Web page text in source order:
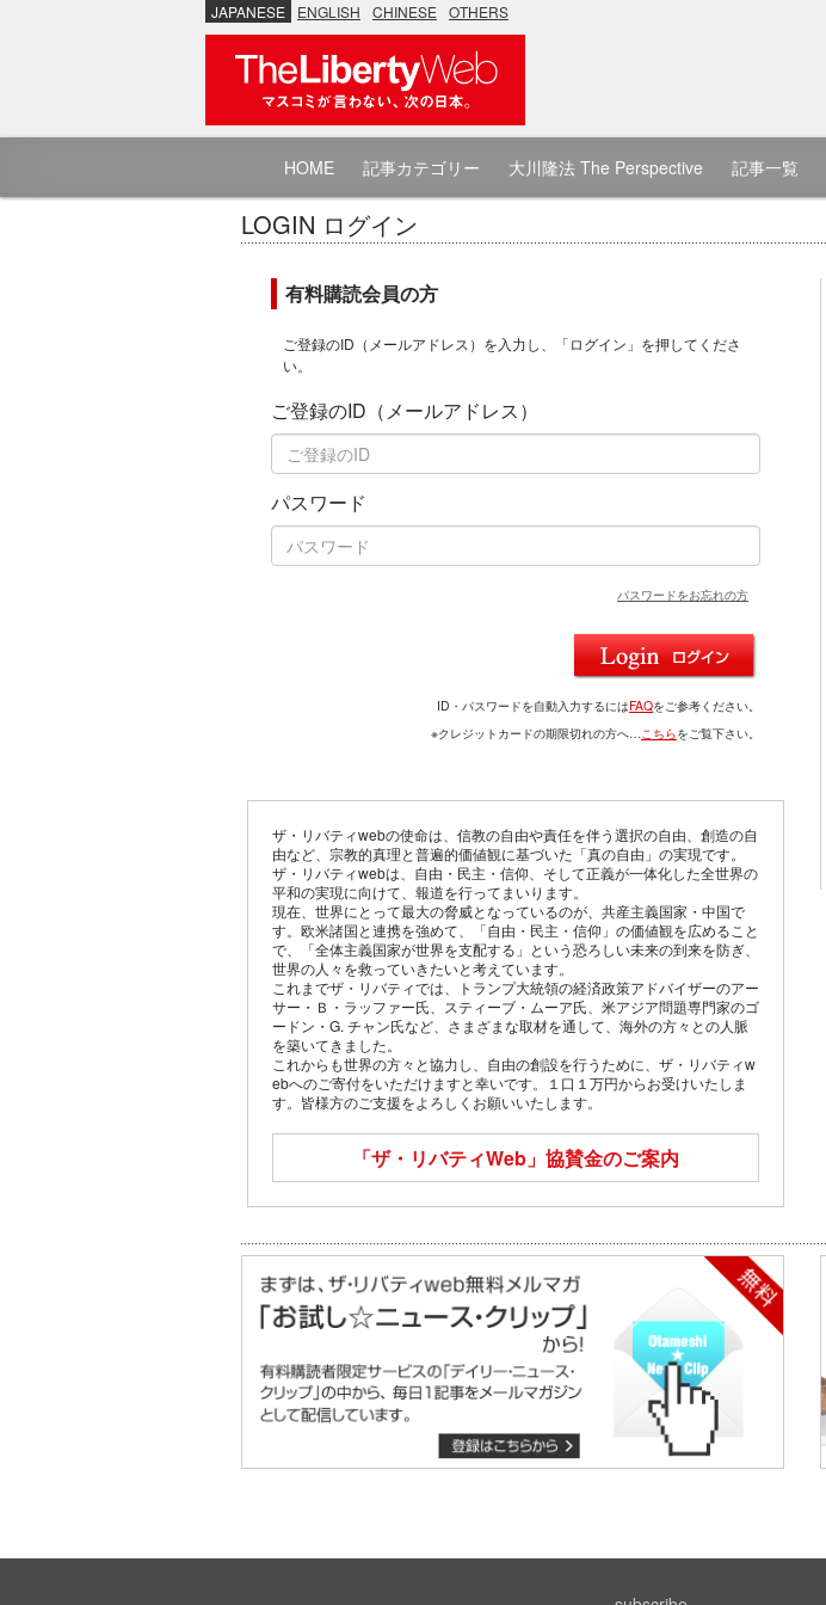
JAPANESE ENGLISH CHINESE OTHERS
HOME 記事カテゴリー 大川隆法 The Perspective 記事一覧
LOGIN ログイン
有料購読会員の方
ご登録のID（メールアドレス）を入力し、「ログイン」を押してくださ
い。
ご登録のID（メールアドレス）
パスワード
パスワードをお忘れの方
ID・パスワードを自動入力するにはFAQをご参考ください。
※クレジットカードの期限切れの方へ…こちらをご覧下さい。
ザ・リバティwebの使命は、信教の自由や責任を伴う選択の自由、創造の自
由など、宗教的真理と普遍的価値観に基づいた「真の自由」の実現です。
ザ・リバティwebは、自由・民主・信仰、そして正義が一体化した全世界の
平和の実現に向けて、報道を行ってまいります。
現在、世界にとって最大の脅威となっているのが、共産主義国家・中国で
す。欧米諸国と連携を強めて、「自由・民主・信仰」の価値観を広めること
で、「全体主義国家が世界を支配する」という恐ろしい未来の到来を防ぎ、
世界の人々を救っていきたいと考えています。
これまでザ・リバティでは、トランプ大統領の経済政策アドバイザーのアー
サー・Ｂ・ラッファー氏、スティーブ・ムーア氏、米アジア問題専門家のゴ
ードン・G. チャン氏など、さまざまな取材を通して、海外の方々との人脈
を築いてきました。
これからも世界の方々と協力し、自由の創設を行うために、ザ・リバティw
ebへのご寄付をいただけますと幸いです。１口１万円からお受けいたしま
す。皆様方のご支援をよろしくお願いいたします。
「ザ・リバティWeb」 協賛金のご案内